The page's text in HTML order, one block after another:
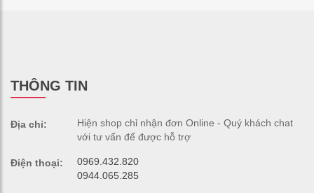
THÔNG TIN
Địa chỉ:
Hiện shop chỉ nhận đơn Online - Quý khách chat
với tư vấn để được hỗ trợ
Điện thoại:
0969.432.820
0944.065.285